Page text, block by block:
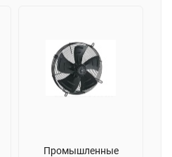
Промышленные